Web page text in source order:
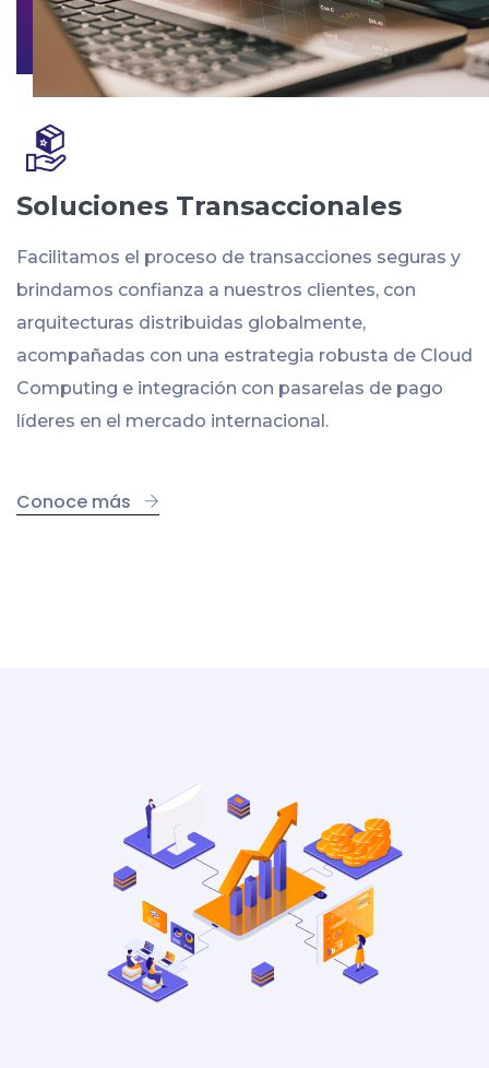
Soluciones Transaccionales
Facilitamos el proceso de transacciones seguras y
brindamos confianza a nuestros clientes, con
arquitecturas distribuidas globalmente,
acompañadas con una estrategia robusta de Cloud
Computing e integración con pasarelas de pago
líderes en el mercado internacional.
Conoce más